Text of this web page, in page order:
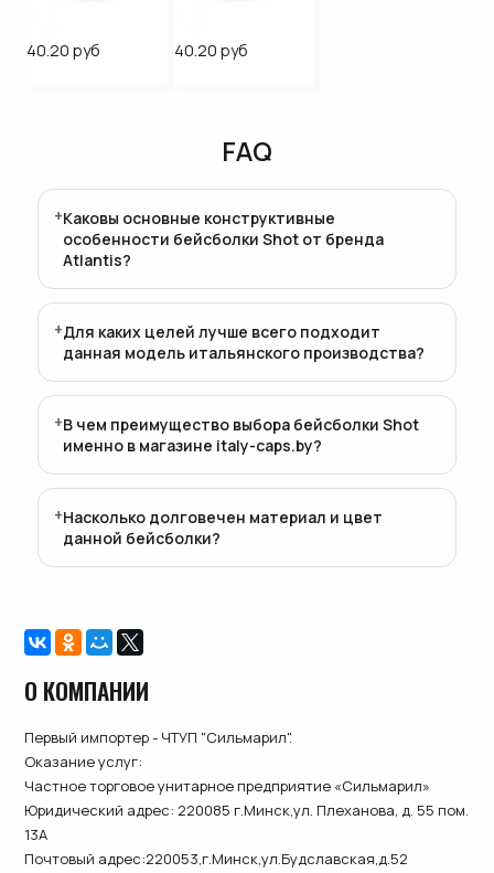
40.20 руб 40.20 руб
FAQ
Каковы основные конструктивные
особенности бейсболки Shot от бренда
Atlantis?
Для каких целей лучше всего подходит
данная модель итальянского производства?
В чем преимущество выбора бейсболки Shot
именно в магазине italy-caps.by?
Насколько долговечен материал и цвет
данной бейсболки?
О КОМПАНИИ
Первый импортер - ЧТУП "Сильмарил".
Оказание услуг:
Частное торговое унитарное предприятие «Сильмарил»
Юридический адрес: 220085 г.Минск,ул. Плеханова, д. 55 пом.
13А
Почтовый адрес:220053,г.Минск,ул.Будславская,д.52